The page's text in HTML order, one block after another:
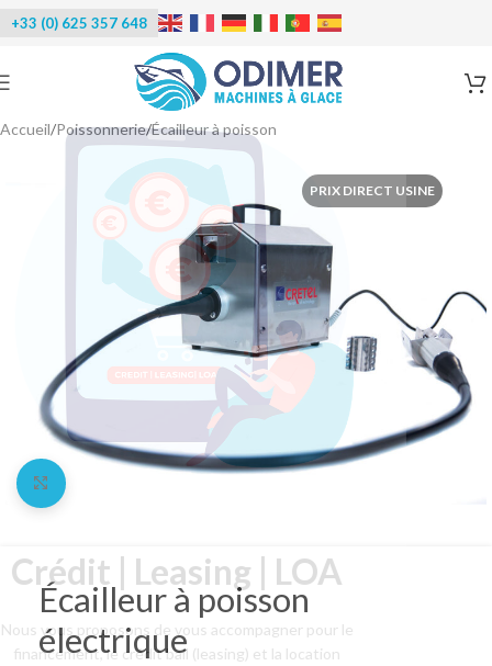
Crédit | Leasing | LOA
Nous vous proposons de vous accompagner pour le
financement, le crédit bail (leasing) et la location
+33 (0) 625 357 648
Accueil/Poissonnerie/Écailleur à poisson
PRIX DIRECT USINE
Agrandir l'image
Écailleur à poisson
électrique